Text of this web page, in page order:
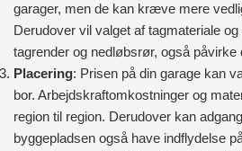
garager, men de kan kræve mere
Derudover vil valget af tagmateriale
tagrender og nedløbsrør, også
Placering: Prisen på din garage kan
bor. Arbejdskraftomkostninger og
region til region. Derudover kan
byggepladsen også have indflydelse